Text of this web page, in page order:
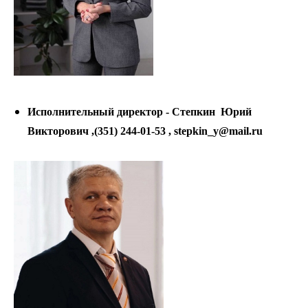
Исполнительный директор - Степкин Юрий
Викторович ,(351) 244-01-53 , stepkin_y@mail.ru